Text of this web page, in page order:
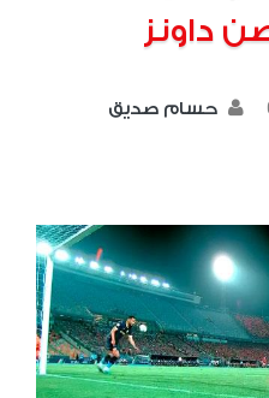
داونز
حسام صديق